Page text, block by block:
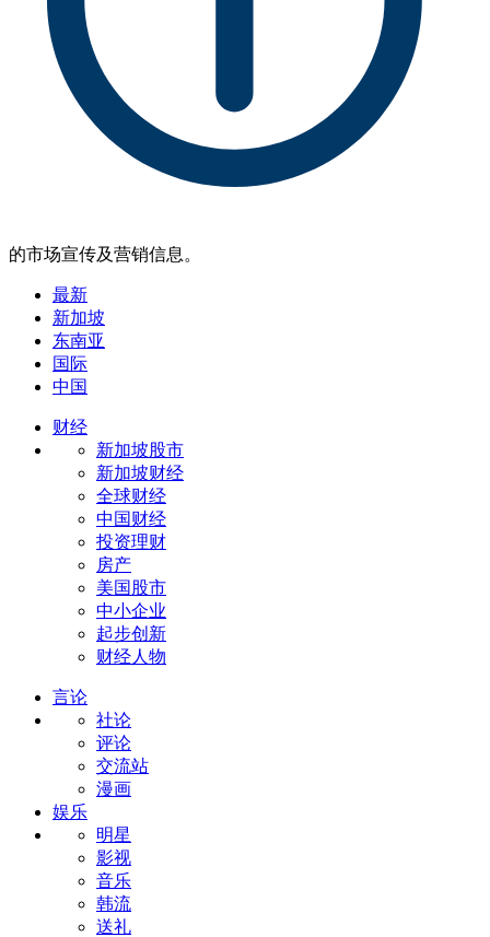
的市场宣传及营销信息。
最新
新加坡
东南亚
国际
中国
财经
新加坡股市
新加坡财经
全球财经
中国财经
投资理财
房产
美国股市
中小企业
起步创新
财经人物
言论
社论
评论
交流站
漫画
娱乐
明星
影视
音乐
韩流
送礼